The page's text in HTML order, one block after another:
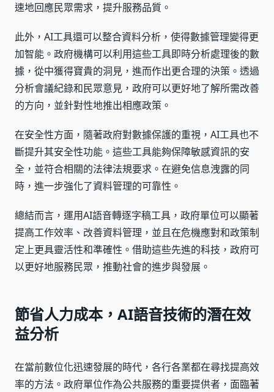
速地回應民眾需求，提升服務品質。
此外，AI工具還可以整合資料分析，使得數據管理變得更
加智能。政府機構可以利用這些工具即時分析處理後的數
據，從中獲得寶貴的洞見，進而作出更合理的決策。透過
分析會議紀錄和民眾意見，政府可以更好地了解所需改善
的方向，並針對性地推出相應政策。
在安全性方面，隨著政府對數據保護的重視，AI工具也不
斷提升其安全性功能。這些工具能夠保障敏感資訊的安
全，並符合相關的法律法規要求。在避免信息洩露的同
時，進一步強化了資料管理的可靠性。
總結而言，運用AI語音轉逐字稿工具，政府單位可以顯著
提高工作效率、改善資料管理，並且在危機應對和政策制
定上更具靈活性和準確性。借助這些先進的科技，政府可
以更好地服務民眾，推動社會的進步與發展。
節省人力成本，AI語音技術的潛在效
益分析
在當前數位化迅速發展的時代，各行各業都在尋找提高效
率的方法。政府單位作為公共服務的重要提供者，面臨著